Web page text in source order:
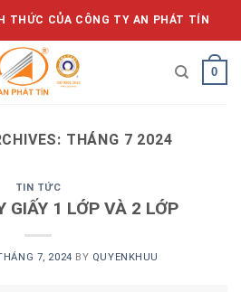
THỨC CỦA CÔNG TY AN PHÁT TÍN
0
THÁNG 7 2024
TIN TỨC
GIẤY 1 LỚP VÀ 2 LỚP
7, 2024 BY QUYENKHUU